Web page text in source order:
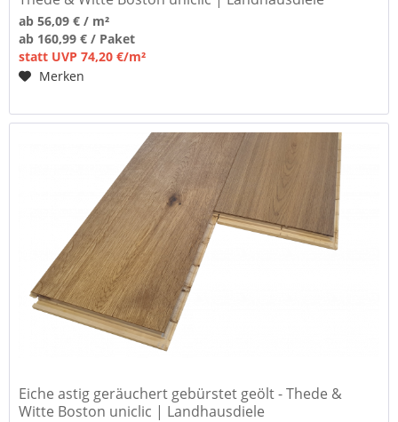
ab 56,09 € / m²
ab 160,99 € / Paket
statt UVP 74,20 €/m²
Merken
Eiche astig geräuchert gebürstet geölt - Thede &
Witte Boston uniclic | Landhausdiele